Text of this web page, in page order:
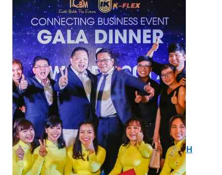
MÁI GỖ TUYẾT TÙNG ĐỎ
GỖ NHÂN TẠO NAM SOON
GỖ SINH THÁI NOVANO
VÁN OSB (VÁN DĂM ĐỊNH HƯỚNG)
MÁI LÁ NHÂN TẠO CENTRO THATCH